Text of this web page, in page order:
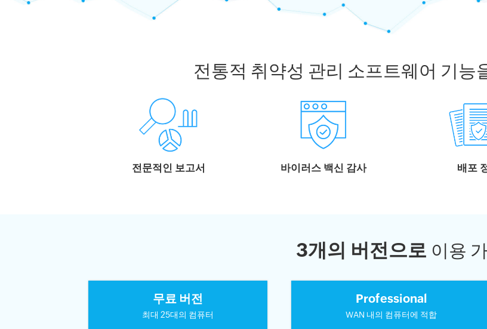
전통적 취약성 관리 소프트웨어 기능
전문적인 보고서 바이러스 백신 감사 배포
3개의 버전으로 이용
무료 버전
최대 25대의 컴퓨터
Professional
WAN 내의 컴퓨터에 적합